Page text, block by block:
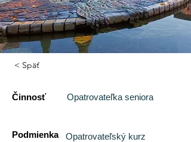
< Späť
Činnosť Opatrovateľka seniora
Podmienka Opatrovateľský kurz